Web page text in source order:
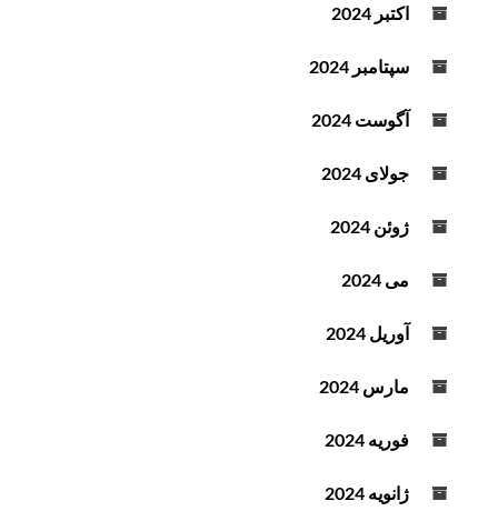
اکتبر 2024
سپتامبر 2024
آگوست 2024
جولای 2024
ژوئن 2024
می 2024
آوریل 2024
مارس 2024
فوریه 2024
ژانویه 2024